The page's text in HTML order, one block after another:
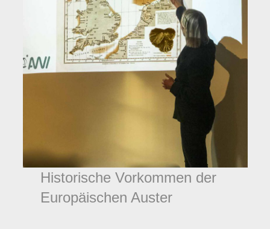
Historische Vorkommen der
Europäischen Auster